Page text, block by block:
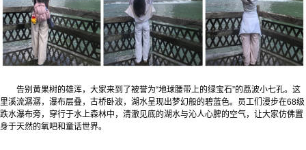
告别黄果树的雄浑，大家来到了被誉为“地球腰带上的绿宝石”的荔波小七孔。这
里溪流潺潺，瀑布层叠，古桥卧波，湖水呈现出梦幻般的碧蓝色。员工们漫步在68级
跌水瀑布旁，穿行于水上森林中，清澈见底的湖水与沁人心脾的空气，让大家仿佛置
身于天然的氧吧和童话世界。